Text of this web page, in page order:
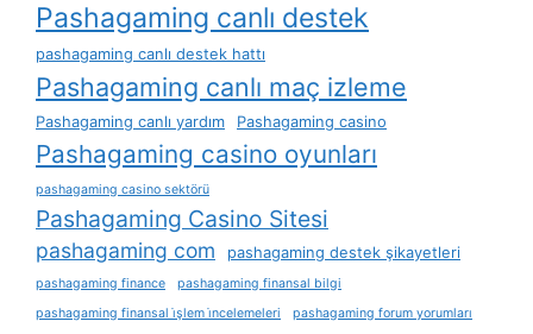
Pashagaming canlı destek
pashagaming canlı destek hattı
Pashagaming canlı maç izleme
Pashagaming canlı yardım Pashagaming casino
Pashagaming casino oyunları
pashagaming casino sektörü
Pashagaming Casino Sitesi
pashagaming com pashagaming destek şikayetleri
pashagaming finance
pashagaming finansal bilgi
pashagaming finansal i̇şlem i̇ncelemeleri
pashagaming forum yorumları